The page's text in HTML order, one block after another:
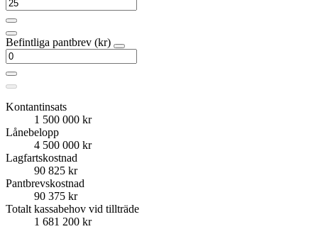
Befintliga pantbrev (kr)
Kontantinsats
1 500 000 kr
Lånebelopp
4 500 000 kr
Lagfartskostnad
90 825 kr
Pantbrevskostnad
90 375 kr
Totalt kassabehov vid tillträde
1 681 200 kr